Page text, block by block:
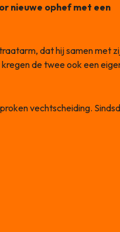
nieuwe ophef met een
dat hij samen met
de twee ook een
vechtscheiding.